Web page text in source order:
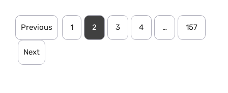
Previous 1 2 3 4 … 157
Next